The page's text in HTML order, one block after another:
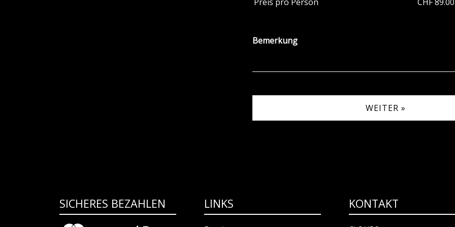
Bemerkung
WEITER »
SICHERES BEZAHLEN LINKS KONTAKT